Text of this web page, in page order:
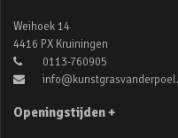
Weihoek 14
4416 PX Kruiningen
0113-760905
Openingstijden +